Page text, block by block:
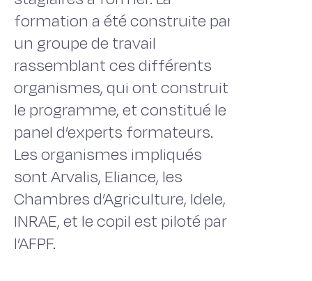
formation a été construite par
un groupe de travail
rassemblant ces différents
organismes, qui ont construit
le programme, et constitué le
panel d’experts formateurs.
Les organismes impliqués
sont Arvalis, Eliance, les
Chambres d’Agriculture, Idele,
INRAE, et le copil est piloté par
l’AFPF.